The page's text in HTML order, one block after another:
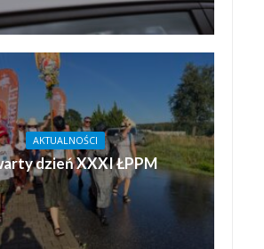
AKTUALNOŚCI
dzień XXXI ŁPPM